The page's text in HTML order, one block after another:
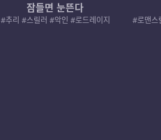
잠들면 눈뜬다
#추리 #스릴러 #악인 #로드레이지